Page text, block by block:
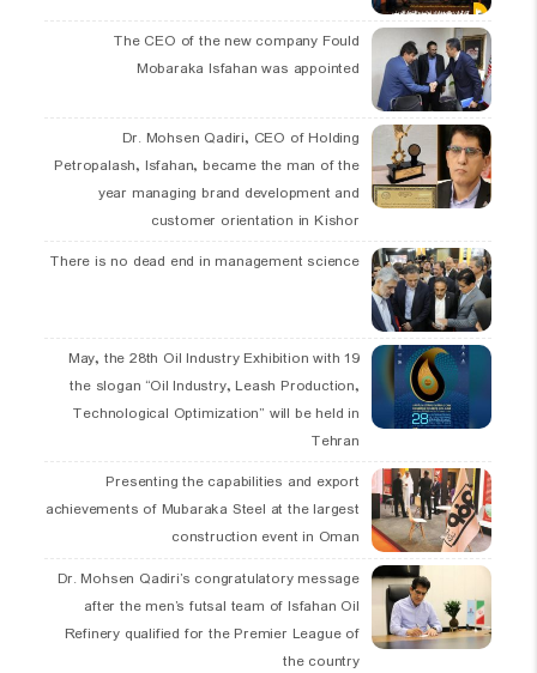
The CEO of the new company Fould
Mobaraka Isfahan was appointed
Dr. Mohsen Qadiri, CEO of Holding
Petropalash, Isfahan, became the man of the
year managing brand development and
customer orientation in Kishor
There is no dead end in management science
19 May, the 28th Oil Industry Exhibition with
the slogan “Oil Industry, Leash Production,
Technological Optimization” will be held in
Tehran
Presenting the capabilities and export
achievements of Mubaraka Steel at the largest
construction event in Oman
Dr. Mohsen Qadiri’s congratulatory message
after the men’s futsal team of Isfahan Oil
Refinery qualified for the Premier League of
the country